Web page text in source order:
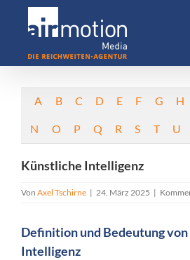
A B C D E F G H
N O P Q R S T U
Künstliche Intelligenz
Von Axel Tschirne | 24. März 2025 |
Definition und Bedeutung
Intelligenz